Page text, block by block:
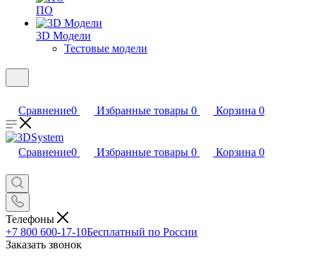
ПО
3D Модели
Тестовые модели
Сравнение0 Избранные товары 0 Корзина 0
Сравнение0 Избранные товары 0 Корзина 0
Телефоны
+7 800 600-17-10Бесплатный по России
Заказать звонок